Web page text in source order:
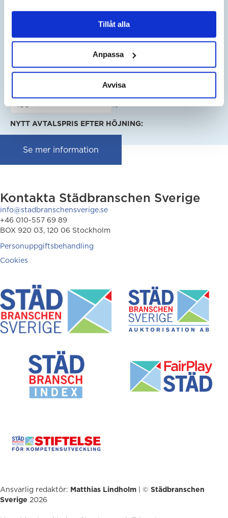
Tillåt alla
Anpassa
Avvisa
HÄR KAN DU BERÄKNA
PRISFÖRÄNDRING I DITT AVTAL
ANGE NUVARANDE AVTALSBELOPP:
SEK
ÄNDRINGSPROCENT ENLIGT AVTAL:
%
NYTT AVTALSPRIS EFTER HÖJNING:
Se mer information
Kontakta Städbranschen Sverige
info@stadbranschensverige.se
+46 010-557 69 89
BOX 920 03, 120 06 Stockholm
Personuppgiftsbehandling
Cookies
Ansvarlig redaktör: Matthias Lindholm | © Städbranschen
Sverige 2026